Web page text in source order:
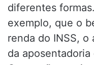
diferentes
exemplo, que o
renda do INSS,
da aposentadoria